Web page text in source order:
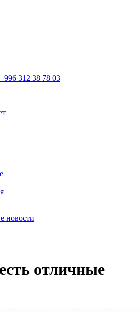
+996 312 38 78 03
новости
отличные